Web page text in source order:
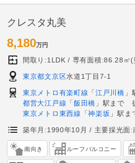
クレスタ丸美
8,180万円
間取り:1LDK 専有面積:86.28㎡(
東京都文京区水道1丁目7-1
東京メトロ有楽町線 「江戸川橋
都営大江戸線 「 飯田橋 」駅まで
東京メトロ東西線
「神楽坂 」駅
築年月:1990年10月 主要採光面:
南向き ルーフバルコニー